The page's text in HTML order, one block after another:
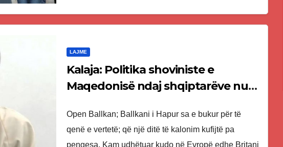
LAJME
Kalaja: Politika shoviniste e
Maqedonisë ndaj shqiptarëve nuk
Open Ballkan; Ballkani i Hapur sa e bukur për të
qenë e vertetë; që një ditë të kalonim kufijtë pa
pengesa. Kam udhëtuar kudo në Evropë edhe Britani